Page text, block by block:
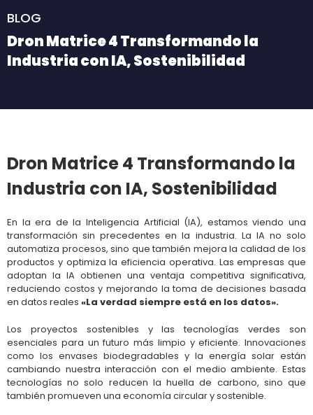
BLOG
Dron Matrice 4 Transformando la
Industria con IA, Sostenibilidad
Dron Matrice 4 Transformando la
Industria con IA, Sostenibilidad
En la era de la Inteligencia Artificial (IA), estamos viendo una
transformación sin precedentes en la industria. La IA no solo
automatiza procesos, sino que también mejora la calidad de los
productos y optimiza la eficiencia operativa. Las empresas que
adoptan la IA obtienen una ventaja competitiva significativa,
reduciendo costos y mejorando la toma de decisiones basada
en datos reales «La verdad siempre está en los datos».
Los proyectos sostenibles y las tecnologías verdes son
esenciales para un futuro más limpio y eficiente. Innovaciones
como los envases biodegradables y la energía solar están
cambiando nuestra interacción con el medio ambiente. Estas
tecnologías no solo reducen la huella de carbono, sino que
también promueven una economía circular y sostenible.